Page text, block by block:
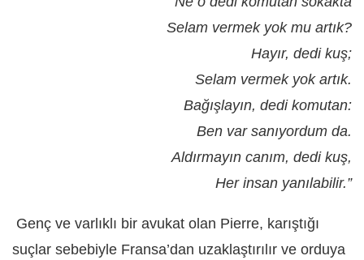
Selam vermek yok mu artık?
Hayır, dedi kuş;
Selam vermek yok artık.
Bağışlayın, dedi komutan:
Ben var sanıyordum da.
Aldırmayın canım, dedi kuş,
Her insan yanılabilir.”
Genç ve varlıklı bir avukat olan Pierre, karıştığı
suçlar sebebiyle Fransa’dan uzaklaştırılır ve orduya